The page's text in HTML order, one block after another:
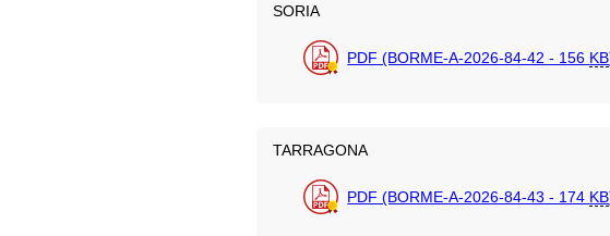
SORIA
PDF (BORME-A-2026-84-42 - 156 KB
TARRAGONA
PDF (BORME-A-2026-84-43 - 174 KB